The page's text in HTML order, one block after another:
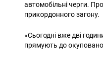
автомобільні черги.
прикордонного загону.
«Сьогодні вже дві
прямують до